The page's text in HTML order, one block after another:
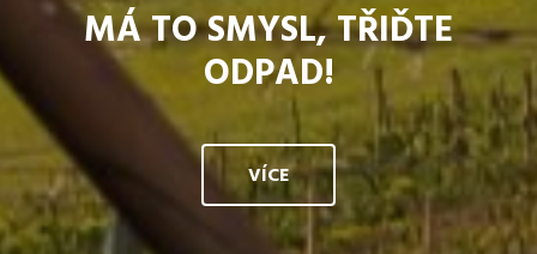
MÁ TO SMYSL, TŘIĎTE
ODPAD!
VÍCE